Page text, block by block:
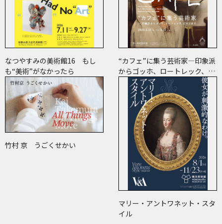
なつやすみの美術館16 もし
も“美術”がなかったら
“カフェ”に集う芸術家―印象派
からゴッホ、ロートレック、ピ
カソまで
竹村 京 うごくせかい
マリー・アントワネット・スタ
イル